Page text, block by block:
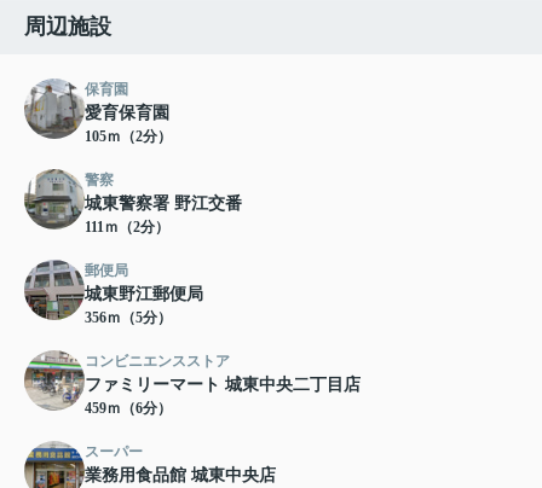
周辺施設
保育園
愛育保育園
105ｍ（2分）
警察
城東警察署 野江交番
111ｍ（2分）
郵便局
城東野江郵便局
356ｍ（5分）
コンビニエンスストア
ファミリーマート 城東中央二丁目店
459ｍ（6分）
スーパー
業務用食品館 城東中央店